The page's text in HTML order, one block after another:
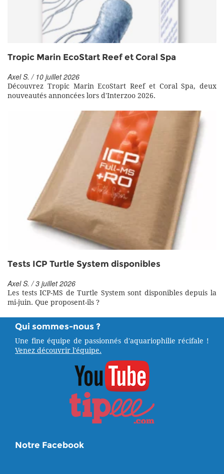
Tropic Marin EcoStart Reef et Coral Spa
Axel S. / 10 juillet 2026
Découvrez Tropic Marin EcoStart Reef et Coral Spa, deux
nouveautés annoncées lors d'Interzoo 2026.
Tests ICP Turtle System disponibles
Axel S. / 3 juillet 2026
Les tests ICP-MS de Turtle System sont disponibles depuis la
mi-juin. Que proposent-ils ?
Qui sommes-nous ?
Une fine équipe de passionnés d'aquariophilie récifale !
Venez découvrir l'équipe.
Notre Facebook